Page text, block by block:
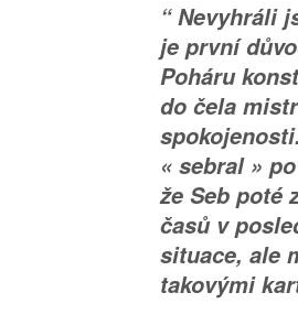
“ Nevyhráli
je první
Poháru
do čela
« sebral »
že Seb poté
časů v
situace, ale
takovými